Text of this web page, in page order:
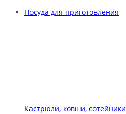
Посуда для приготовления
Кастрюли, ковши, сотейники